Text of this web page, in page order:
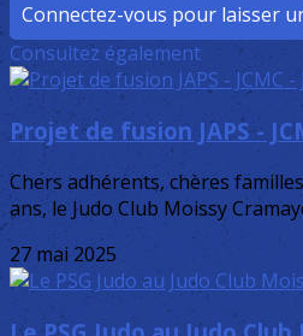
Connectez-vous pour laisser
Consultez également
Projet de fusion JAPS -
Chers adhérents, chères
ans, le Judo Club Moissy
27 mai 2025